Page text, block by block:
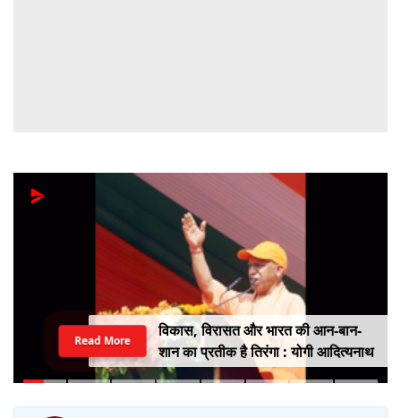
विकास, विरासत और भारत की आन-बान-
शान का प्रतीक है तिरंगा : योगी आदित्यनाथ
Read More